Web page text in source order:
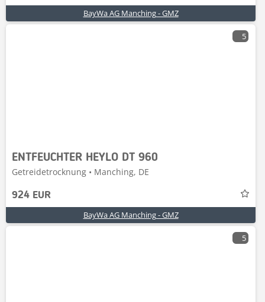
BayWa AG Manching - GMZ
5
ENTFEUCHTER HEYLO DT 960
Getreidetrocknung • Manching, DE
924 EUR
BayWa AG Manching - GMZ
5